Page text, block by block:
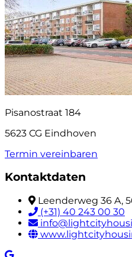
Pisanostraat 184
5623 CG Eindhoven
Termin vereinbaren
Kontaktdaten
Leenderweg 36 A,
(+31) 40 243 00 30